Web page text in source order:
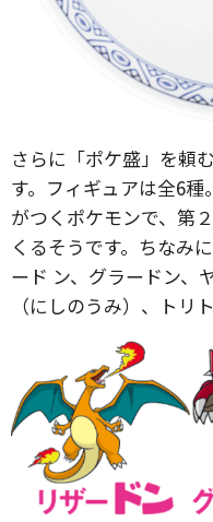
さらに「ポケ盛」を頼
す。フィギュアは全6種
がつくポケモンで、第
くるそうです。ちなみ
ード ン、グラードン、
（にしのうみ）、トリ